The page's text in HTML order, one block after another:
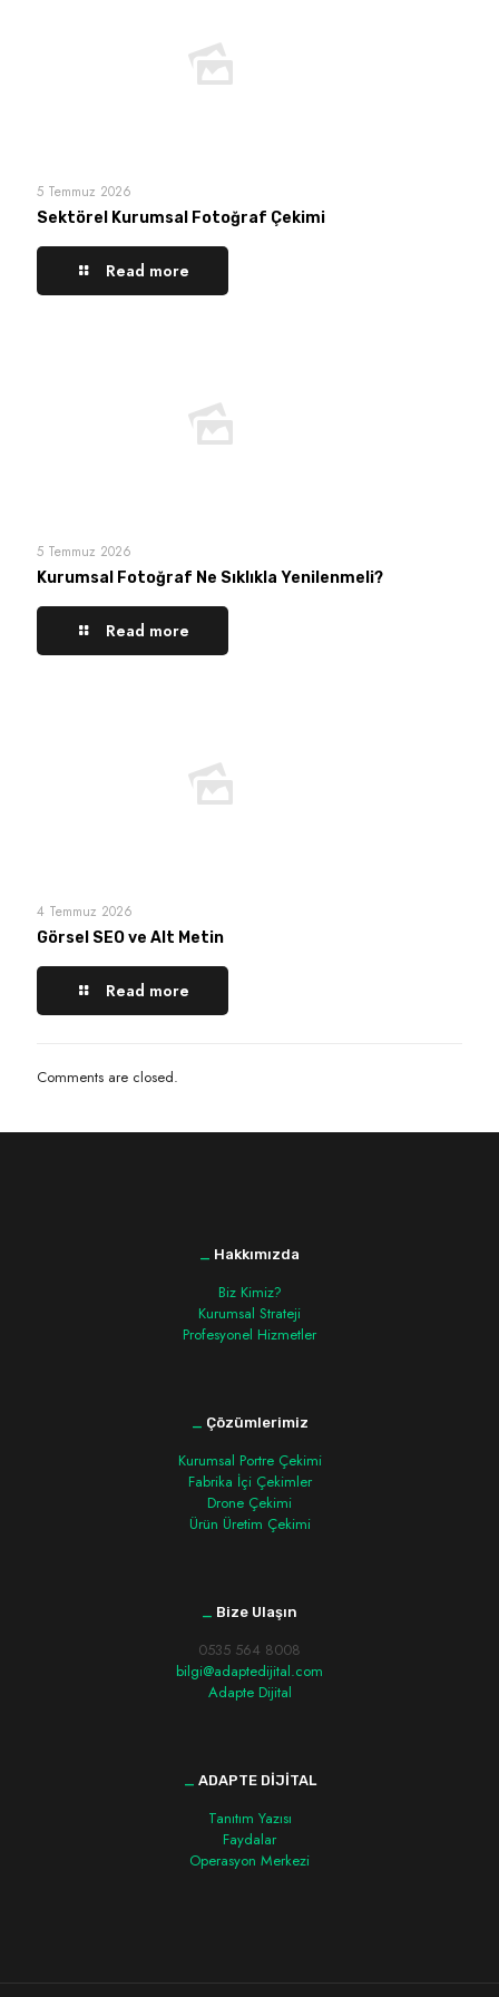
5 Temmuz 2026
Sektörel Kurumsal Fotoğraf Çekimi
Read more
5 Temmuz 2026
Kurumsal Fotoğraf Ne Sıklıkla Yenilenmeli?
Read more
4 Temmuz 2026
Görsel SEO ve Alt Metin
Read more
Comments are closed.
_ Hakkımızda
Biz Kimiz?
Kurumsal Strateji
Profesyonel Hizmetler
_ Çözümlerimiz
Kurumsal Portre Çekimi
Fabrika İçi Çekimler
Drone Çekimi
Ürün Üretim Çekimi
_ Bize Ulaşın
0535 564 8008
bilgi@adaptedijital.com
Adapte Dijital
_ ADAPTE DİJİTAL
Tanıtım Yazısı
Faydalar
Operasyon Merkezi